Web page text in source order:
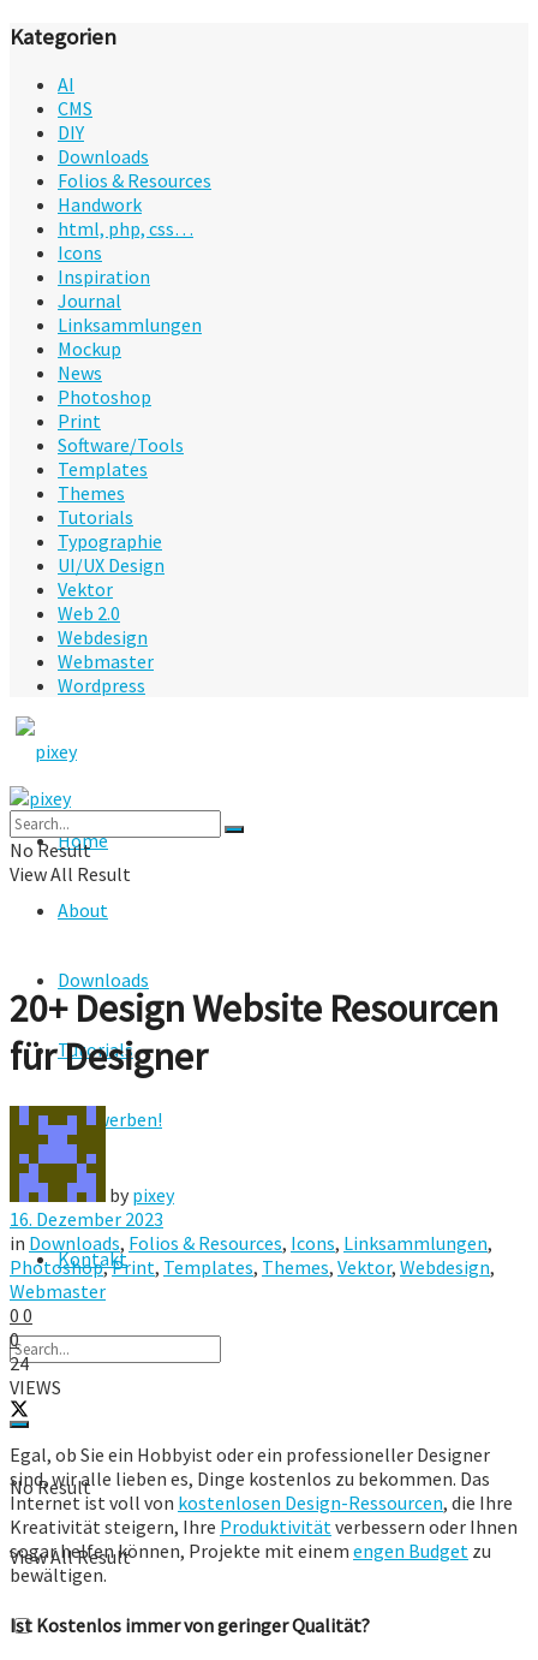
Kategorien
AI
CMS
DIY
Downloads
Folios & Resources
Handwork
html, php, css…
Icons
Inspiration
Journal
Linksammlungen
Mockup
News
Photoshop
Print
Software/Tools
Templates
Themes
Tutorials
Typographie
UI/UX Design
Vektor
Web 2.0
Webdesign
Webmaster
Wordpress
Home
About
Downloads
Tutorials
Hier werben!
FAQ
Kontakt
No Result
View All Result
No Result
View All Result
20+ Design Website Resourcen
für Designer
by pixey
16. Dezember 2023
in Downloads, Folios & Resources, Icons, Linksammlungen,
Photoshop,Print, Templates, Themes, Vektor, Webdesign,
Webmaster
0 0
0
24
VIEWS
Egal, ob Sie ein Hobbyist oder ein professioneller Designer
sind, wir alle lieben es, Dinge kostenlos zu bekommen. Das
Internet ist voll von kostenlosen Design-Ressourcen, die Ihre
Kreativität steigern, Ihre Produktivitätverbessern oder Ihnen
sogar helfen können, Projekte mit einem engen Budget zu
bewältigen.
Ist Kostenlos immer von geringer Qualität?